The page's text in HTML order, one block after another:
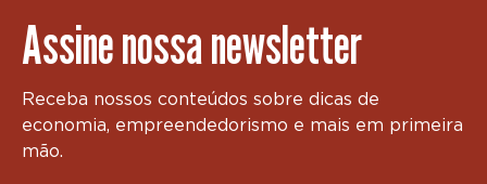
Assine nossa newsletter
Receba nossos conteúdos sobre dicas de
economia, empreendedorismo e mais em primeira
mão.